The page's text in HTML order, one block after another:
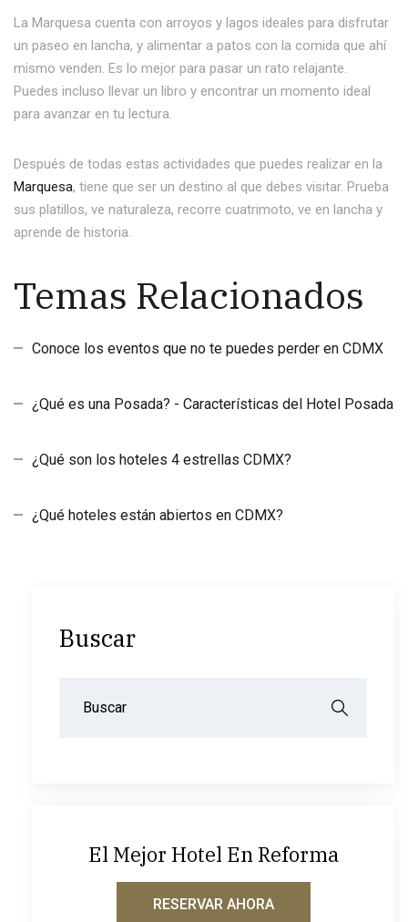
La Marquesa cuenta con arroyos y lagos ideales para disfrutar
un paseo en lancha, y alimentar a patos con la comida que ahí
mismo venden. Es lo mejor para pasar un rato relajante.
Puedes incluso llevar un libro y encontrar un momento ideal
para avanzar en tu lectura.
Después de todas estas actividades que puedes realizar en la
Marquesa, tiene que ser un destino al que debes visitar. Prueba
sus platillos, ve naturaleza, recorre cuatrimoto, ve en lancha y
aprende de historia.
Temas Relacionados
Conoce los eventos que no te puedes perder en CDMX
¿Qué es una Posada? - Características del Hotel Posada
¿Qué son los hoteles 4 estrellas CDMX?
¿Qué hoteles están abiertos en CDMX?
Buscar
El Mejor Hotel En Reforma
RESERVAR AHORA